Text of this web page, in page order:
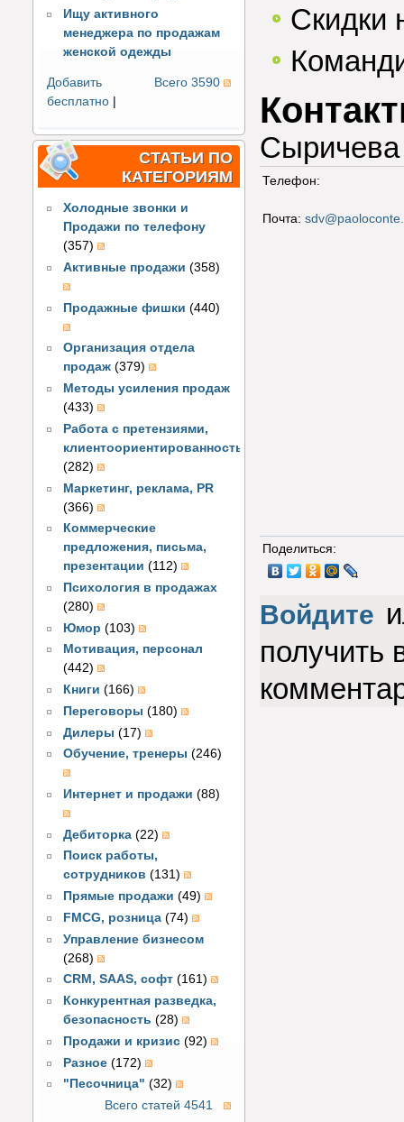
Ищу активного
менеджера по продажам
женской одежды
Всего 3590
Добавить
бесплатно |
СТАТЬИ ПО
КАТЕГОРИЯМ
Холодные звонки и
Продажи по телефону
(357)
Активные продажи (358)
Продажные фишки (440)
Организация отдела
продаж (379)
Методы усиления продаж
(433)
Работа с претензиями,
клиентоориентированность
(282)
Маркетинг, реклама, PR
(366)
Коммерческие
предложения, письма,
презентации (112)
Психология в продажах
(280)
Юмор (103)
Мотивация, персонал
(442)
Книги (166)
Переговоры (180)
Дилеры (17)
Обучение, тренеры (246)
Интернет и продажи (88)
Дебиторка (22)
Поиск работы,
сотрудников (131)
Прямые продажи (49)
FMCG, розница (74)
Управление бизнесом
(268)
CRM, SAAS, софт (161)
Конкурентная разведка,
безопасность (28)
Продажи и кризис (92)
Разное (172)
"Песочница" (32)
Всего статей 4541
Скидки
Телефон:
Почта:
Поделиться:
Войдите
получить